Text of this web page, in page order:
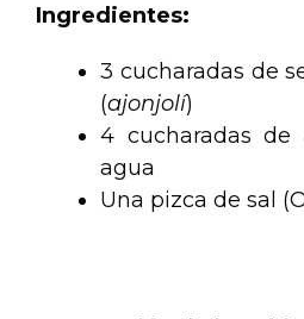
Ingredientes:
3 cucharadas de
(ajonjolí)
4 cucharadas
agua
Una pizca de sal